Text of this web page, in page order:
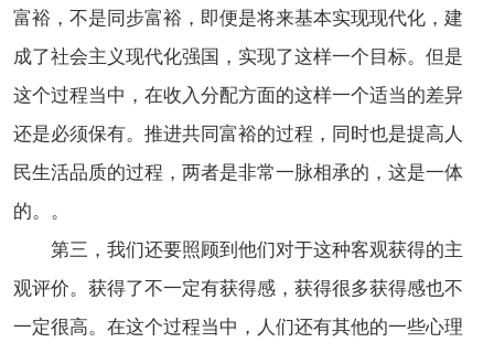
富裕，不是同步富裕，即便是将来基本实现现代化，建
成了社会主义现代化强国，实现了这样一个目标。但是
这个过程当中，在收入分配方面的这样一个适当的差异
还是必须保有。推进共同富裕的过程，同时也是提高人
民生活品质的过程，两者是非常一脉相承的，这是一体
的。。
第三，我们还要照顾到他们对于这种客观获得的主
观评价。获得了不一定有获得感，获得很多获得感也不
一定很高。在这个过程当中，人们还有其他的一些心理